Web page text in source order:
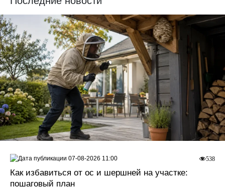
Как избавиться от ос и шершней на участке:
пошаговый план
538
07-08-2026 11:00